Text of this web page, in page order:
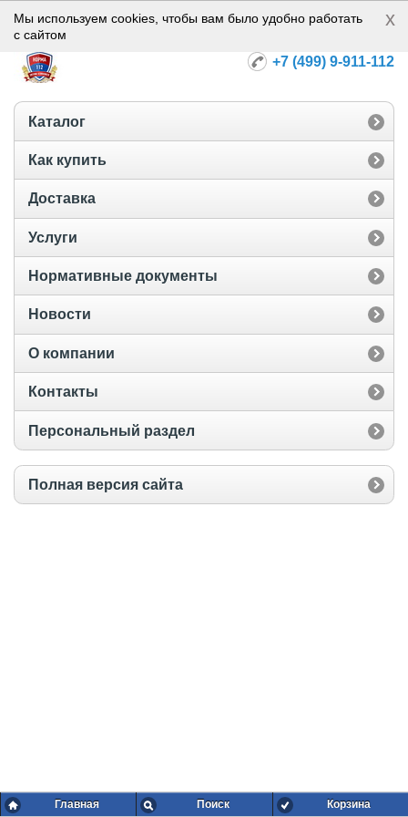
Норма-112
+7 (499) 9-911-112
Каталог
Как купить
Доставка
Услуги
Нормативные документы
Новости
О компании
Контакты
Персональный раздел
Полная версия сайта
Главная Поиск Корзина
Мы используем cookies, чтобы вам было удобно работать
с сайтом
x